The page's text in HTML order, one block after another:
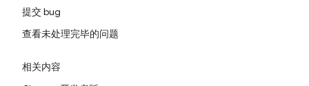
提交 bug
查看未处理完毕的问题
相关内容